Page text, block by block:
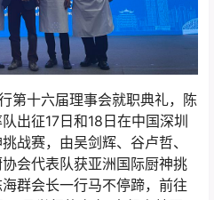
第十六届理事会就职典礼，陈
出征17日和18日在中国深圳
战赛，由吴剑辉、谷卢哲、
会代表队获亚洲国际厨神挑
群会长一行马不停蹄，前往